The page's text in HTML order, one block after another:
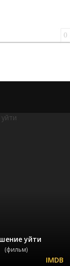
0
уйти
(фильм)